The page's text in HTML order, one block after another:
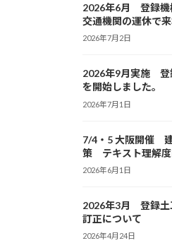
2026年6月 登録
交通機関の運休で
2026年7月2日
2026年9月実施 登
を開始しました。
2026年7月1日
7/4・5 大阪開催
策 テキスト理解
2026年6月1日
2026年3月 登録土
訂正について
2026年4月24日